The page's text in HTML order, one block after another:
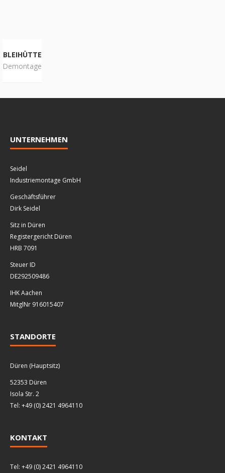
BLEIHÜTTE
Demontage
UNTERNEHMEN
Seidel
Industriemontage GmbH
Geschäftsführer
Dirk Seidel
Sitz in Düren
Registergericht Düren
HRB 7091
Steuer ID
DE292509486
IHK Aachen
MitglNr 916015407
STANDORTE
Düren (Hauptsitz)
52353 Düren
Isola Str. 2
Tel: +49 (0) 2421 4964110
KONTAKT
Tel: +49 (0) 2421 4964110